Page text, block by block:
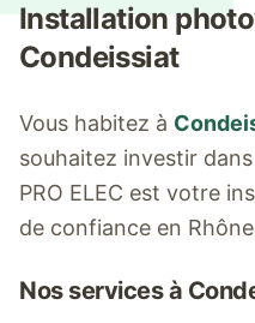
Installation
Condeissiat
Vous habitez à
souhaitez investir dans
PRO ELEC est votre
de confiance en
Nos services à